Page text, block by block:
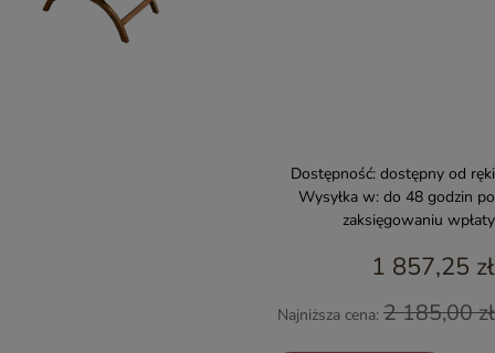
Dostępność: dostępny od ręki
Wysyłka w: do 48 godzin po
zaksięgowaniu wpłaty
1 857,25 zł
Najniższa cena: 2 185,00 zł